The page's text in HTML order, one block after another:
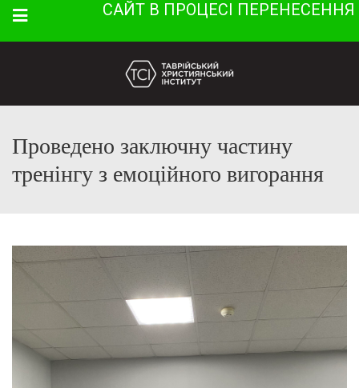
Menu САЙТ В ПРОЦЕСІ ПЕРЕНЕСЕННЯ
Проведено заключну частину
тренінгу з емоційного вигорання